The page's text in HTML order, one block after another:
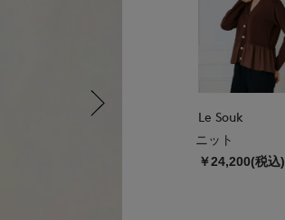
Le Souk
ニット
￥24,200(税込)